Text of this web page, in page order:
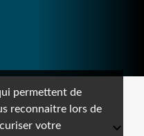
permettent de
reconnaitre lors de
votre
